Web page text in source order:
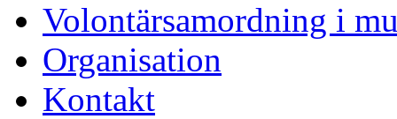
Volontärsamordning i
Organisation
Kontakt